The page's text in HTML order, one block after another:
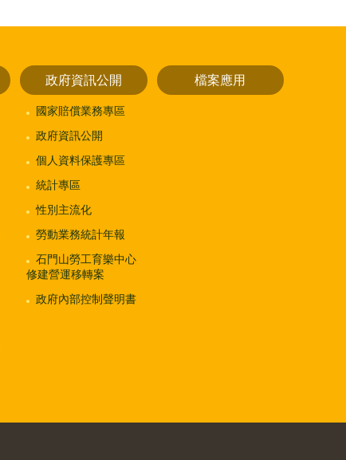
政府資訊公開
國家賠償業務專區
政府資訊公開
個人資料保護專區
統計專區
性別主流化
勞動業務統計年報
石門山勞工育樂中心
修建營運移轉案
政府內部控制聲明書
檔案應用